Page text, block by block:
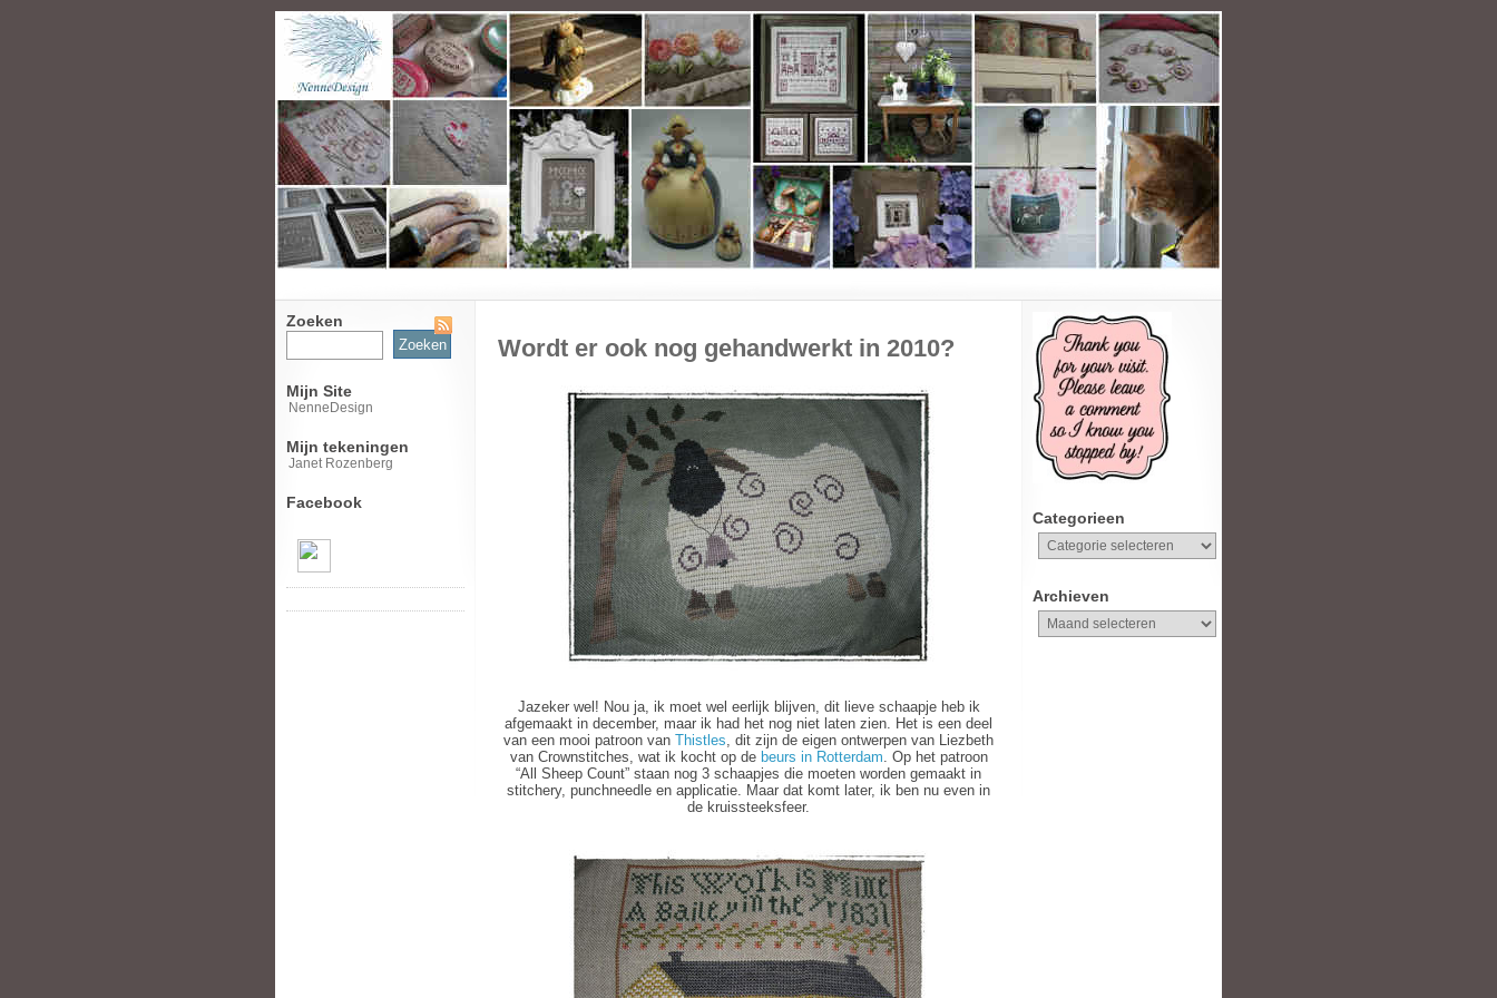
Zoeken
Zoeken
naar:
Mijn Site
NenneDesign
Mijn tekeningen
Janet Rozenberg
Facebook
Wordt er ook nog gehandwerkt in 2010?
Jazeker wel! Nou ja, ik moet wel eerlijk blijven, dit lieve schaapje heb ik
afgemaakt in december, maar ik had het nog niet laten zien. Het is een deel
van een mooi patroon van Thistles, dit zijn de eigen ontwerpen van Liezbeth
van Crownstitches, wat ik kocht op de beurs in Rotterdam. Op het patroon
“All Sheep Count” staan nog 3 schaapjes die moeten worden gemaakt in
stitchery, punchneedle en applicatie. Maar dat komt later, ik ben nu even in
de kruissteeksfeer.
Categorieen
Categorieen
Archieven
Archieven